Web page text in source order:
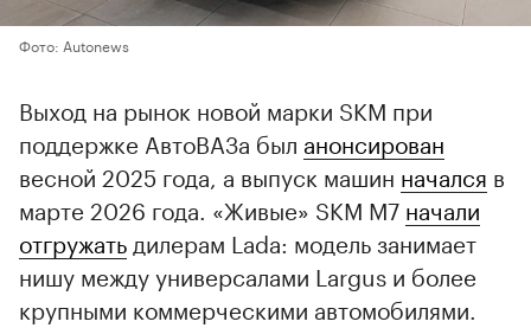
Фото: Autonews
Выход на рынок новой марки SKM при
поддержке АвтоВАЗа был анонсирован
весной 2025 года, а выпуск машин начался в
марте 2026 года. «Живые» SKM M7 начали
отгружать дилерам Lada: модель занимает
нишу между универсалами Largus и более
крупными коммерческими автомобилями.